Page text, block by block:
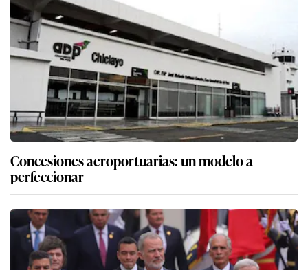
Concesiones aeroportuarias: un modelo a
perfeccionar